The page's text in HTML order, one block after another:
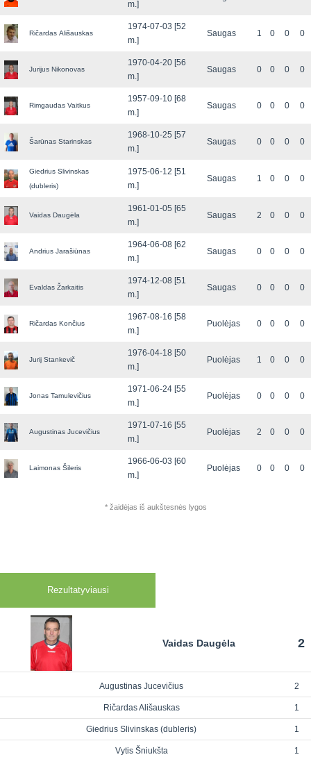
m.]
Ričardas Ališauskas
1974-07-03 [52
m.]
Saugas 1 0 0 0
Jurijus Nikonovas
1970-04-20 [56
m.]
Saugas 0 0 0 0
Rimgaudas Vaitkus
1957-09-10 [68
m.]
Saugas 0 0 0 0
Šarūnas Starinskas
1968-10-25 [57
m.]
Saugas 0 0 0 0
Giedrius Slivinskas
(dubleris)
1975-06-12 [51
m.]
Saugas 1 0 0 0
Vaidas Daugėla
1961-01-05 [65
m.]
Saugas 2 0 0 0
Andrius Jarašiūnas
1964-06-08 [62
m.]
Saugas 0 0 0 0
Evaldas Žarkaitis
1974-12-08 [51
m.]
Saugas 0 0 0 0
Ričardas Končius
1967-08-16 [58
m.]
Puolėjas 0 0 0 0
Jurij Stankevič
1976-04-18 [50
m.]
Puolėjas 1 0 0 0
Jonas Tamulevičius
1971-06-24 [55
m.]
Puolėjas 0 0 0 0
Augustinas Jucevičius
1971-07-16 [55
m.]
Puolėjas 2 0 0 0
Laimonas Šileris
1966-06-03 [60
m.]
Puolėjas 0 0 0 0
* žaidėjas iš aukštesnės lygos
Rezultatyviausi
Vaidas Daugėla 2
Augustinas Jucevičius 2
Ričardas Ališauskas 1
Giedrius Slivinskas (dubleris) 1
Vytis Šniukšta 1